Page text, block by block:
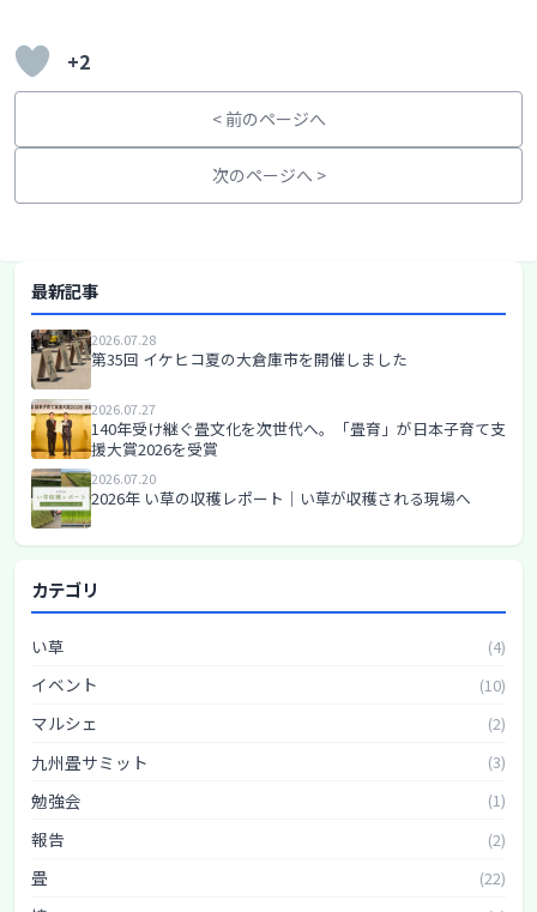
+2
< 前のページへ
次のページへ >
最新記事
2026.07.28
第35回 イケヒコ夏の大倉庫市を開催しました
2026.07.27
140年受け継ぐ畳文化を次世代へ。「畳育」が日本子育て支
援大賞2026を受賞
2026.07.20
2026年 い草の収穫レポート│い草が収穫される現場へ
カテゴリ
い草 (4)
イベント (10)
マルシェ (2)
九州畳サミット (3)
勉強会 (1)
報告 (2)
畳 (22)